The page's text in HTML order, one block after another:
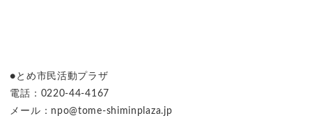
●とめ市民活動プラザ
電話：0220-44-4167
メール：npo@tome-shiminplaza.jp